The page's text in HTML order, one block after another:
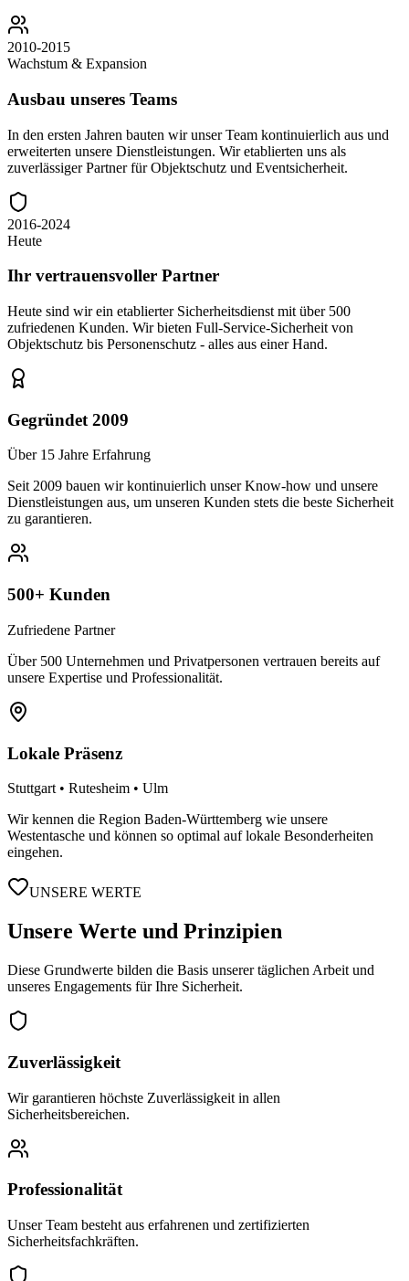
2010-2015
Wachstum & Expansion
Ausbau unseres Teams
In den ersten Jahren bauten wir unser Team kontinuierlich aus und
erweiterten unsere Dienstleistungen. Wir etablierten uns als
zuverlässiger Partner für Objektschutz und Eventsicherheit.
2016-2024
Heute
Ihr vertrauensvoller Partner
Heute sind wir ein etablierter Sicherheitsdienst mit über 500
zufriedenen Kunden. Wir bieten Full-Service-Sicherheit von
Objektschutz bis Personenschutz - alles aus einer Hand.
Gegründet 2009
Über 15 Jahre Erfahrung
Seit 2009 bauen wir kontinuierlich unser Know-how und unsere
Dienstleistungen aus, um unseren Kunden stets die beste Sicherheit
zu garantieren.
500+ Kunden
Zufriedene Partner
Über 500 Unternehmen und Privatpersonen vertrauen bereits auf
unsere Expertise und Professionalität.
Lokale Präsenz
Stuttgart • Rutesheim • Ulm
Wir kennen die Region Baden-Württemberg wie unsere
Westentasche und können so optimal auf lokale Besonderheiten
eingehen.
UNSERE WERTE
Unsere Werte und Prinzipien
Diese Grundwerte bilden die Basis unserer täglichen Arbeit und
unseres Engagements für Ihre Sicherheit.
Zuverlässigkeit
Wir garantieren höchste Zuverlässigkeit in allen
Sicherheitsbereichen.
Professionalität
Unser Team besteht aus erfahrenen und zertifizierten
Sicherheitsfachkräften.